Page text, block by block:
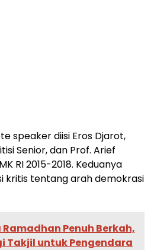
speaker diisi Eros Djarot,
Senior, dan Prof. Arief
RI 2015-2018. Keduanya
kritis tentang arah demokrasi
Ramadhan Penuh Berkah,
Takjil untuk Pengendara